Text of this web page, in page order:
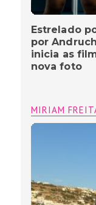
Estrelado
por
inicia as
nova foto
MIRIAM